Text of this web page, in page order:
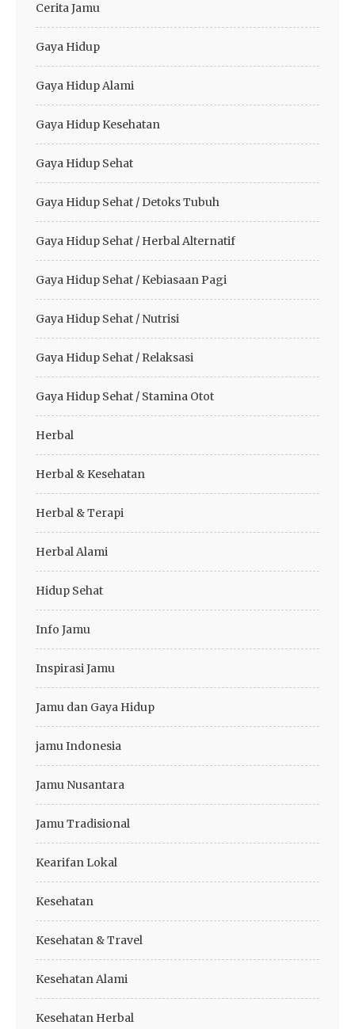
Cerita Jamu
Gaya Hidup
Gaya Hidup Alami
Gaya Hidup Kesehatan
Gaya Hidup Sehat
Gaya Hidup Sehat / Detoks Tubuh
Gaya Hidup Sehat / Herbal Alternatif
Gaya Hidup Sehat / Kebiasaan Pagi
Gaya Hidup Sehat / Nutrisi
Gaya Hidup Sehat / Relaksasi
Gaya Hidup Sehat / Stamina Otot
Herbal
Herbal & Kesehatan
Herbal & Terapi
Herbal Alami
Hidup Sehat
Info Jamu
Inspirasi Jamu
Jamu dan Gaya Hidup
jamu Indonesia
Jamu Nusantara
Jamu Tradisional
Kearifan Lokal
Kesehatan
Kesehatan & Travel
Kesehatan Alami
Kesehatan Herbal